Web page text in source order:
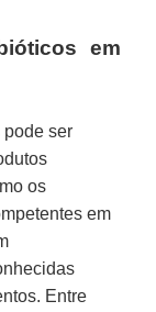
em
pode ser
os
em
Entre